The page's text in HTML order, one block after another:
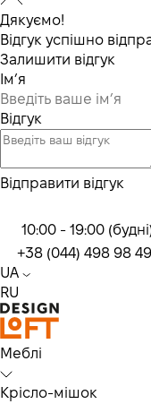
Дякуємо!
Відгук успішно
Залишити відгук
Ім’я
Відгук
Відправити відгук
10:00 - 19:00
+38 (044) 498 98 49
UA
RU
Меблі
Крісло-мішок